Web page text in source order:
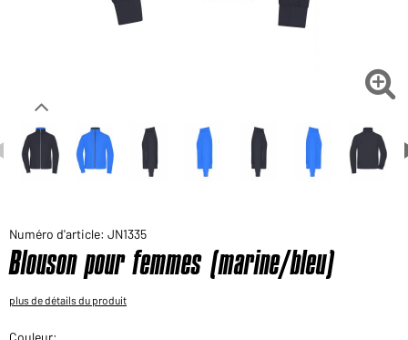
Voudriez-vous acheter des produits pour votre besoin

Numéro d'article: JN1335
Blouson pour femmes (marine/bleu)
plus de détails du produit